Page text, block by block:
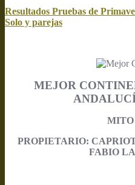
Resultados Pruebas de
Solo y parejas
MEJOR
MITO
PROPIETARIO:
FABIO